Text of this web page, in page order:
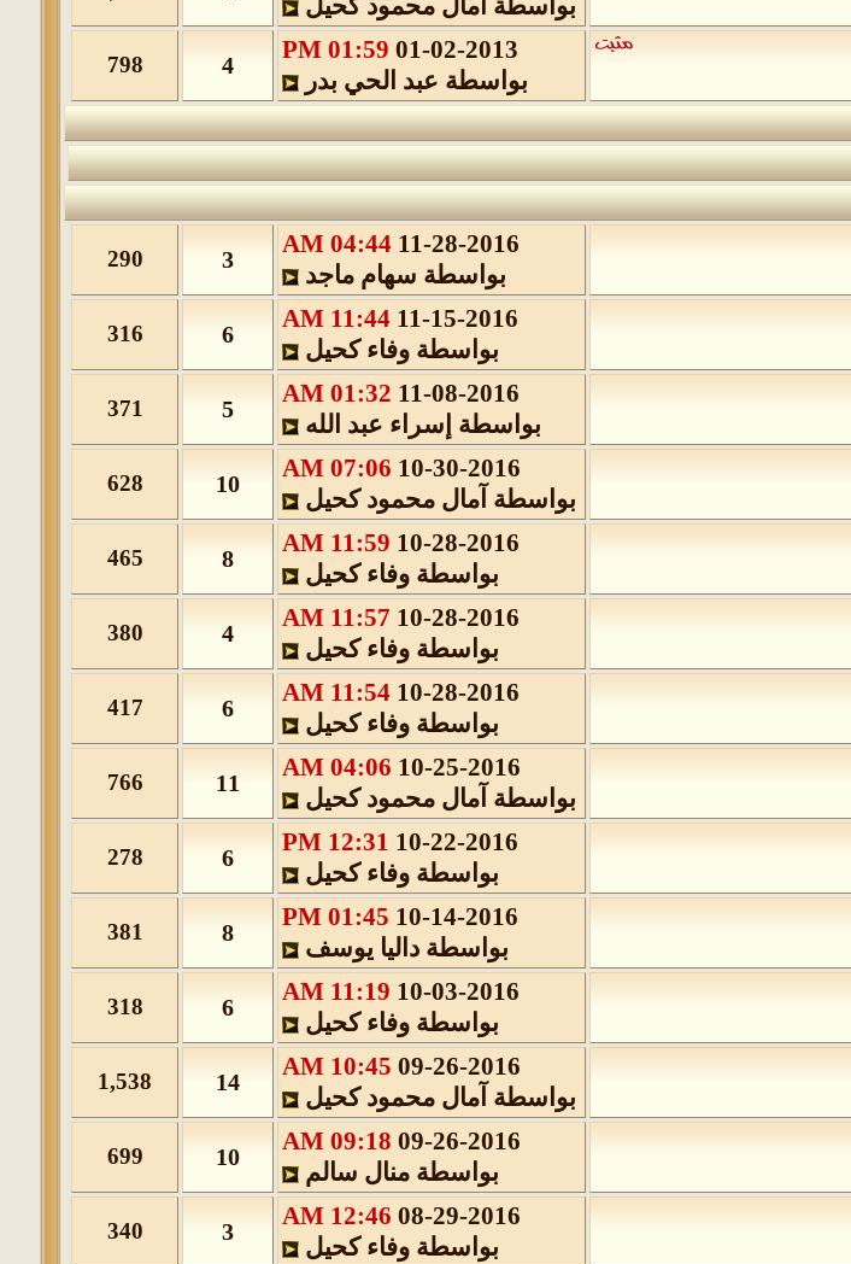
بواسطة آمال محمود كحيل
01-02-2013
01:59 PM
بواسطة عبد الحي بدر
4
798
11-28-2016
04:44 AM
بواسطة سهام ماجد
3
290
11-15-2016
11:44 AM
بواسطة وفاء كحيل
6
316
11-08-2016
01:32 AM
بواسطة إسراء عبد الله
5
371
10-30-2016
07:06 AM
بواسطة آمال محمود كحيل
10
628
10-28-2016
11:59 AM
بواسطة وفاء كحيل
8
465
10-28-2016
11:57 AM
بواسطة وفاء كحيل
4
380
10-28-2016
11:54 AM
بواسطة وفاء كحيل
6
417
10-25-2016
04:06 AM
بواسطة آمال محمود كحيل
11
766
10-22-2016
12:31 PM
بواسطة وفاء كحيل
6
278
10-14-2016
01:45 PM
بواسطة داليا يوسف
8
381
10-03-2016
11:19 AM
بواسطة وفاء كحيل
6
318
09-26-2016
10:45 AM
بواسطة آمال محمود كحيل
14
1,538
09-26-2016
09:18 AM
بواسطة منال سالم
10
699
08-29-2016
12:46 AM
بواسطة وفاء كحيل
3
340